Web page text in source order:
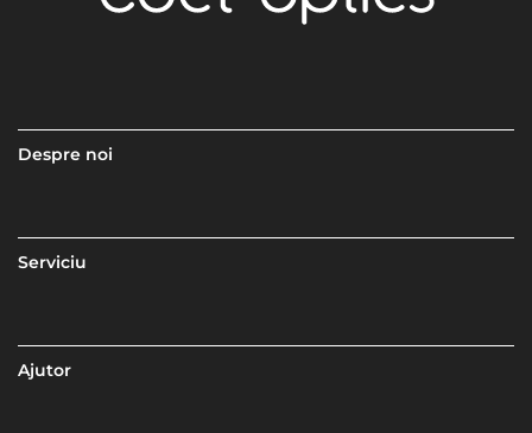
Despre noi
Serviciu
Ajutor